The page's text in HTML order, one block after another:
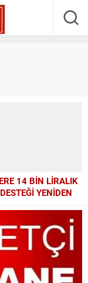
14 BİN LİRALIK
YENİDEN